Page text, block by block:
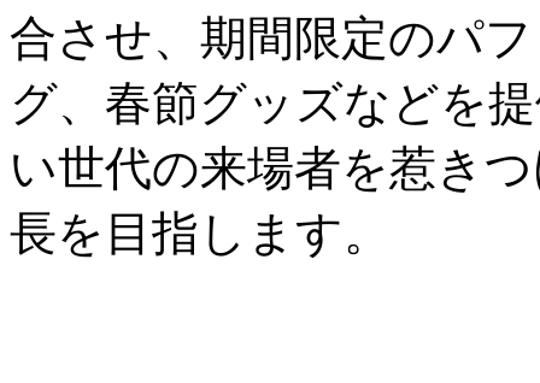
合させ、期間限定のパ
グ、春節グッズなどを
い世代の来場者を惹き
長を目指します。